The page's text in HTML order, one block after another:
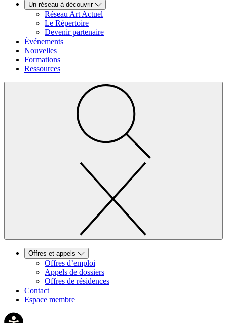
Un réseau à découvrir
Réseau Art Actuel
Le Répertoire
Devenir partenaire
Événements
Nouvelles
Formations
Ressources
Offres et appels
Offres d’emploi
Appels de dossiers
Offres de résidences
Contact
Espace membre